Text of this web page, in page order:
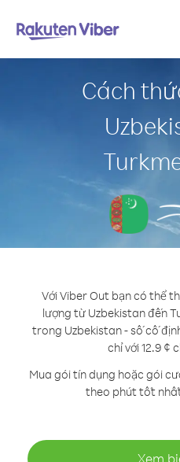
Cách
Với Viber Out bạn có thể
lượng từ Uzbekistan đến
trong Uzbekistan - số cố
chỉ với 12.9 ¢
Mua gói tín dụng hoặc gói
theo phút tốt
Xem